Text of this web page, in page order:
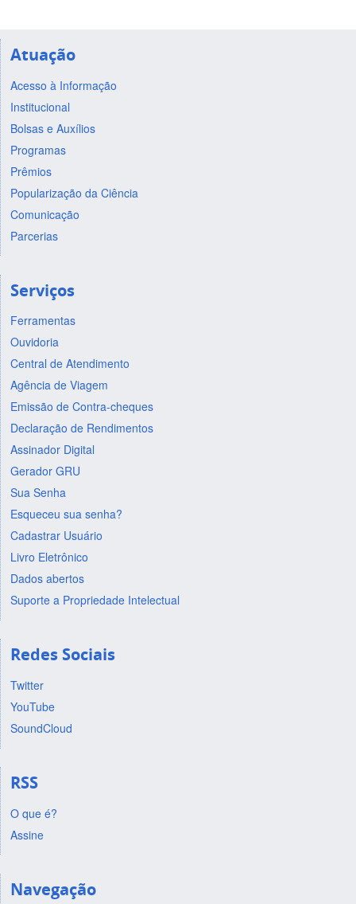
Atuação
Acesso à Informação
Institucional
Bolsas e Auxílios
Programas
Prêmios
Popularização da Ciência
Comunicação
Parcerias
Serviços
Ferramentas
Ouvidoria
Central de Atendimento
Agência de Viagem
Emissão de Contra-cheques
Declaração de Rendimentos
Assinador Digital
Gerador GRU
Sua Senha
Esqueceu sua senha?
Cadastrar Usuário
Livro Eletrônico
Dados abertos
Suporte a Propriedade Intelectual
Redes Sociais
Twitter
YouTube
SoundCloud
RSS
O que é?
Assine
Navegação